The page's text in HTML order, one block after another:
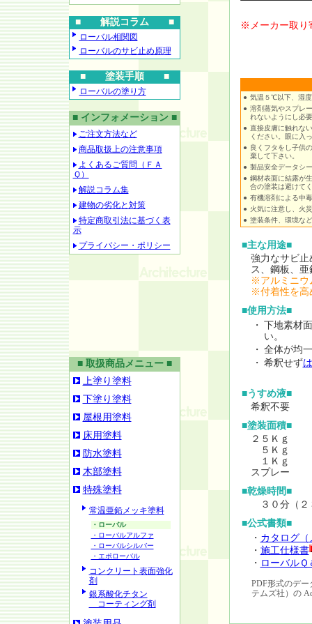
■ 解説コラム ■
ローバル相関図
ローバルのサビ止め原理
■ 塗装手順 ■
ローバルの塗り方
■ インフォメーション ■
ご注文方法など
商品取扱上の注意事項
よくあるご質問（ＦＡ
Ｑ）
解説コラム集
建物の劣化と対策
特定商取引法に基づく表
示
プライバシー・ポリシー
※メーカー取り
● 気温５℃以下、湿
● 溶剤蒸気やスプレ
れないようにし必
● 直接皮膚に触れな
ください。眼に入
● 良くフタをし子供
棄して下さい。
● 製品安全データシ
● 鋼材表面に結露が
合の塗装は避けて
● 有機溶剤による中
● 火気に注意し、火
● 塗装条件、環境な
■主な用途■
強力なサビ
ス、鋼板、
※アルミニウ
※付着性を高
■使用方法■
・ 下地素材
い。
・ 全体が均
・ 希釈せず
■うすめ液■
希釈不要
■塗装面積■
２５Ｋｇ
５Ｋｇ ：
１Ｋｇ ：
スプレー ：
■乾燥時間■
３０分（２
■公式書類■
・ カタログ
・ 施工仕様書
・ ローバルＱ
PDF形式のデー
テムズ社）の
■ 取扱商品メニュー ■
上塗り塗料
下塗り塗料
屋根用塗料
床用塗料
防水塗料
木部塗料
特殊塗料
常温亜鉛メッキ塗料
・ローバル
・ローバルアルファ
・ローバルシルバー
・エポローバル
コンクリート表面強化
剤
銀系酸化チタン
コーティング剤